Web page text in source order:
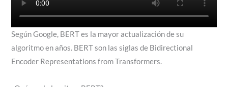
Según Google, BERT es la mayor actualización de su
algoritmo en años. BERT son las siglas de Bidirectional
Encoder Representations from Transformers.